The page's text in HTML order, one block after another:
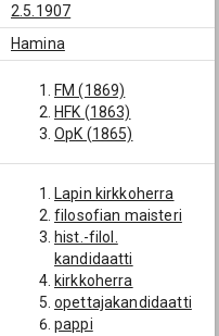
2.5.1907
Hamina
FM (1869)
HFK (1863)
OpK (1865)
Lapin kirkkoherra
filosofian maisteri
hist.-filol.
kandidaatti
kirkkoherra
opettajakandidaatti
pappi